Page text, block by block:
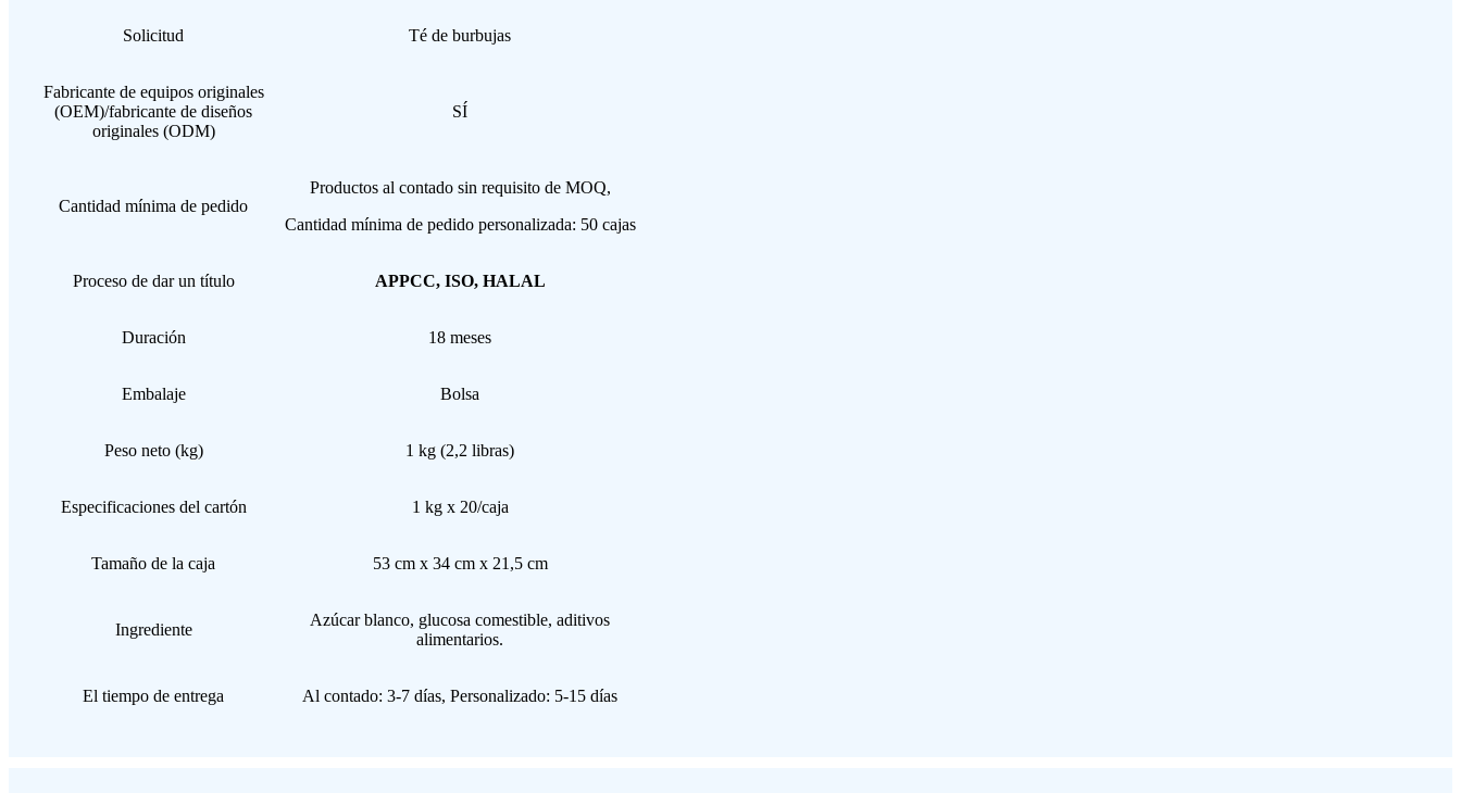
Solicitud Té de burbujas
Fabricante de equipos originales
(OEM)/fabricante de diseños
originales (ODM)
SÍ
Cantidad mínima de pedido
Productos al contado sin requisito de MOQ,
Cantidad mínima de pedido personalizada: 50 cajas
Proceso de dar un título APPCC, ISO, HALAL
Duración 18 meses
Embalaje Bolsa
Peso neto (kg) 1 kg (2,2 libras)
Especificaciones del cartón 1 kg x 20/caja
Tamaño de la caja 53 cm x 34 cm x 21,5 cm
Ingrediente
Azúcar blanco, glucosa comestible, aditivos
alimentarios.
El tiempo de entrega Al contado: 3-7 días, Personalizado: 5-15 días